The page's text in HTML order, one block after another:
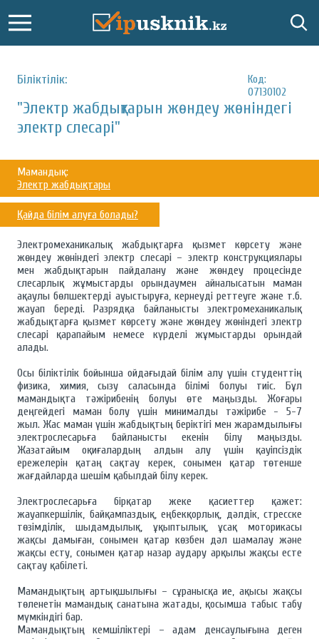
Біліктілік:
Код:
07130102
"Электр жабдықтарын жөндеу жөніндегі
электр слесарі"
Мамандық:
Электр жабдықтары
Қайда білім алуға болады?
Электромеханикалық жабдықтарға қызмет көрсету және
жөндеу жөніндегі электр слесарі – электр конструкциялары
мен жабдықтарын пайдалану және жөндеу процесінде
слесарлық жұмыстарды орындаумен айналысатын маман
ақаулы бөлшектерді ауыстыруға, кернеуді реттеуге және т.б.
жауап береді. Разрядқа байланысты электромеханикалық
жабдықтарға қызмет көрсету және жөндеу жөніндегі электр
слесарі қарапайым немесе күрделі жұмыстарды орындай
алады.
Осы біліктілік бойынша ойдағыдай білім алу үшін студенттің
физика, химия, сызу саласында білімі болуы тиіс. Бұл
мамандықта тәжірибенің болуы өте маңызды. Жоғары
деңгейдегі маман болу үшін минималды тәжірибе - 5-7
жыл. Жас маман үшін жабдықтың беріктігі мен жарамдылығы
электрослесарьға байланысты екенін білу маңызды.
Жазатайым оқиғалардың алдын алу үшін қауіпсіздік
ережелерін қатаң сақтау керек, сонымен қатар төтенше
жағдайларда шешім қабылдай білу керек.
Электрослесарьға бірқатар жеке қасиеттер қажет:
жауапкершілік, байқампаздық, еңбекқорлық, дәлдік, стресске
төзімділік, шыдамдылық, ұқыптылық, ұсақ моторикасы
жақсы дамыған, сонымен қатар көзбен дәл шамалау және
жақсы есту, сонымен қатар назар аудару арқылы жақсы есте
сақтау қабілеті.
Мамандықтың артықшылығы – сұранысқа ие, ақысы жақсы
төленетін мамандық санатына жатады, қосымша табыс табу
мүмкіндігі бар.
Мамандықтың кемшіліктері – адам денсаулығына деген